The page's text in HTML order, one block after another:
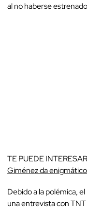
al no haberse
TE PUEDE
Giménez da
Debido a la polémica, el
una entrevista con